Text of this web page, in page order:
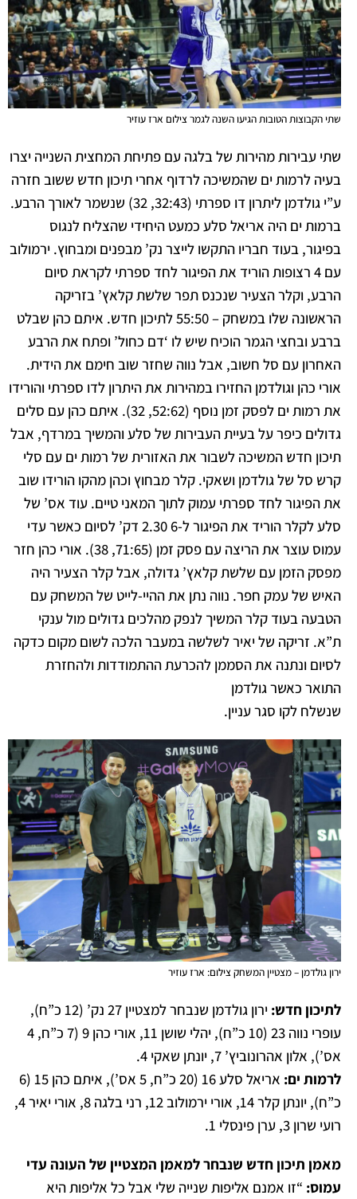
שתי הקבוצות הטובות הגיעו השנה לגמר צילום ארז עוזיר
שתי עבירות מהירות של בלגה עם פתיחת המחצית השנייה יצרו
בעיה לרמות ים שהמשיכה לרדוף אחרי תיכון חדש ששוב חזרה
ע”י גולדמן ליתרון דו ספרתי (32:43, 32) שנשמר לאורך הרבע.
ברמות ים היה אריאל סלע כמעט היחידי שהצליח לנגוס
בפיגור, בעוד חבריו התקשו לייצר נק’ מבפנים ומבחוץ. ירמולוב
עם 4 רצופות הוריד את הפיגור לחד ספרתי לקראת סיום
הרבע, וקלר הצעיר שנכנס תפר שלשת קלאץ’ בזריקה
הראשונה שלו במשחק – 55:50 לתיכון חדש.
איתם כהן שבלט
ברבע ובחצי הגמר הוכיח שיש לו ‘דם כחול’ ופתח את הרבע
האחרון עם סל חשוב, אבל נווה שחזר שוב חימם את הידית.
אורי כהן וגולדמן החזירו במהירות את היתרון לדו ספרתי והורידו
את רמות ים לפסק זמן נוסף
(52:62, 32). איתם כהן עם סלים
גדולים כיפר על בעיית העבירות של סלע והמשיך במרדף, אבל
תיכון חדש המשיכה לשבור את האזורית של רמות ים עם סלי
קרש סל של גולדמן ושאקי. קלר מבחוץ וכהן מהקו הורידו שוב
את הפיגור לחד ספרתי עמוק לתוך המאני טיים. עוד אס’ של
סלע לקלר הוריד את הפיגור ל-6 2.30 דק’ לסיום כאשר עדי
עמוס עוצר את הריצה עם פסק זמן (71:65, 38). אורי כהן חזר
מפסק הזמן עם שלשת קלאץ’ גדולה, אבל קלר הצעיר היה
האיש של עמק חפר. נווה נתן את ההיי-לייט של המשחק עם
הטבעה בעוד קלר המשיך לנפק מהלכים גדולים מול ענקי
ת”א. זריקה של יאיר לשלשה במעבר הלכה לשום מקום כדקה
לסיום ונתנה את הסממן להכרעת ההתמודדות ולהחזרת
התואר כאשר גולדמן
שנשלח לקו סגר עניין.
ירון גולדמן – מצטיין המשחק צילום: ארז עוזיר
לתיכון חדש:
ירון גולדמן שנבחר למצטיין 27 נק’ (12 כ”ח),
עופרי נווה 23 (10 כ”ח), יהלי שושן 11, אורי כהן 9 (7 כ”ח, 4
אס’), אלון אהרונוביץ’ 7, יונתן שאקי 4.
לרמות ים:
אריאל סלע 16 (20 כ”ח, 5 אס’), איתם כהן 15 (6
כ”ח), יונתן קלר 14, אורי ירמולוב 12, רני בלגה 8, אורי יאיר 4,
רועי שרון 3, ערן פינסלי 1.
מאמן תיכון חדש שנבחר למאמן המצטיין של העונה עדי
עמוס: “זו אמנם אליפות שנייה שלי אבל כל אליפות היא